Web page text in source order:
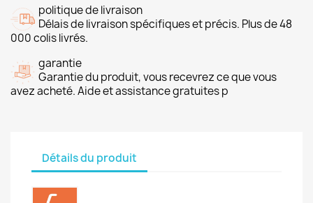
politique de livraison
Délais de livraison spécifiques et précis. Plus de 48
000 colis livrés.
garantie
Garantie du produit, vous recevrez ce que vous
avez acheté. Aide et assistance gratuites p
Détails du produit